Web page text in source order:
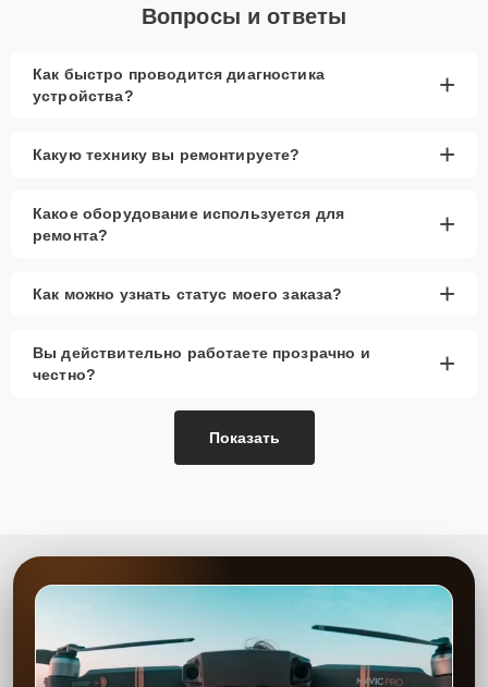
Вопросы и ответы
Как быстро проводится диагностика
устройства?
+
Какую технику вы ремонтируете? +
Какое оборудование используется для
ремонта?
+
Как можно узнать статус моего заказа? +
Вы действительно работаете прозрачно и
честно?
+
Показать